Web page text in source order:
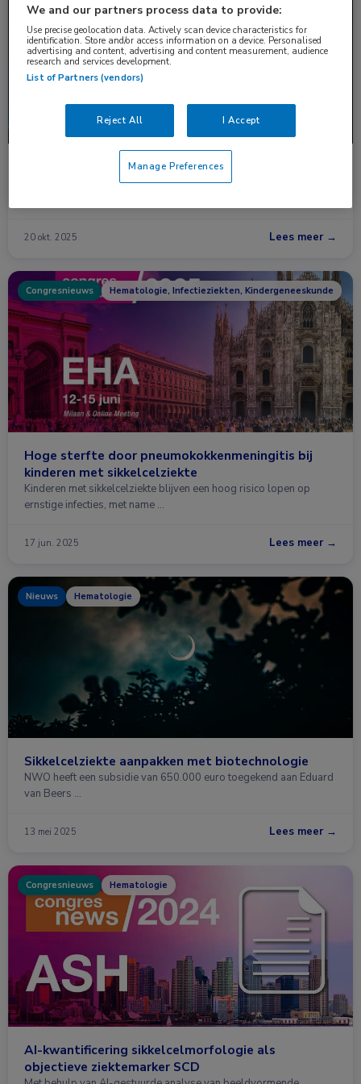
Snelle behandeling bij sikkelcelcrisis
Volwassen sikkelcelpatiënten met een acute pijnaanval kunnen
20 okt. 2025 Lees meer →
Congresnieuws Hematologie, Infectieziekten, Kindergeneeskunde
Hoge sterfte door pneumokokkenmeningitis bij
kinderen met sikkelcelziekte
Kinderen met sikkelcelziekte blijven een hoog risico lopen op
ernstige infecties, met name …
17 jun. 2025 Lees meer →
Nieuws Hematologie
Sikkelcelziekte aanpakken met biotechnologie
NWO heeft een subsidie van 650.000 euro toegekend aan Eduard
van Beers …
13 mei 2025 Lees meer →
Congresnieuws Hematologie
AI-kwantificering sikkelcelmorfologie als
objectieve ziektemarker SCD
We and our partners process data to provide:
Use precise geolocation data. Actively scan device characteristics for
identification. Store and/or access information on a device. Personalised
advertising and content, advertising and content measurement, audience
research and services development.
List of Partners (vendors)
Reject All I Accept
Manage Preferences